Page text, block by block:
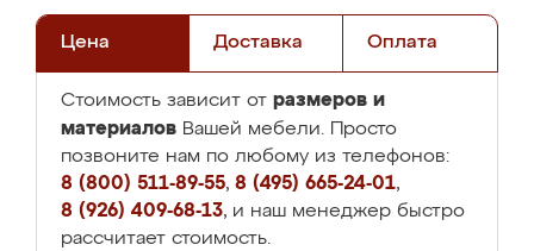
Цена Доставка Оплата
Стоимость зависит от размеров и
материалов Вашей мебели. Просто
позвоните нам по любому из телефонов:
8 (800) 511-89-55, 8 (495) 665-24-01,
8 (926) 409-68-13, и наш менеджер быстро
рассчитает стоимость.